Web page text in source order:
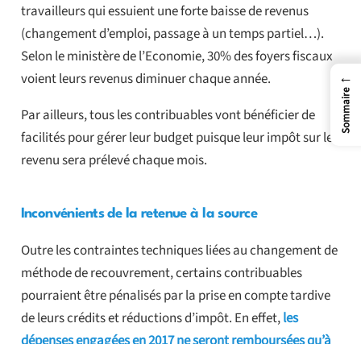
travailleurs qui essuient une forte baisse de revenus
(changement d’emploi, passage à un temps partiel…).
Selon le ministère de l’Economie, 30% des foyers fiscaux
voient leurs revenus diminuer chaque année.
Par ailleurs, tous les contribuables vont bénéficier de
facilités pour gérer leur budget puisque leur impôt sur le
revenu sera prélevé chaque mois.
Inconvénients de la retenue à la source
Outre les contraintes techniques liées au changement de
méthode de recouvrement, certains contribuables
pourraient être pénalisés par la prise en compte tardive
de leurs crédits et réductions d’impôt. En effet,les
←
Sommaire